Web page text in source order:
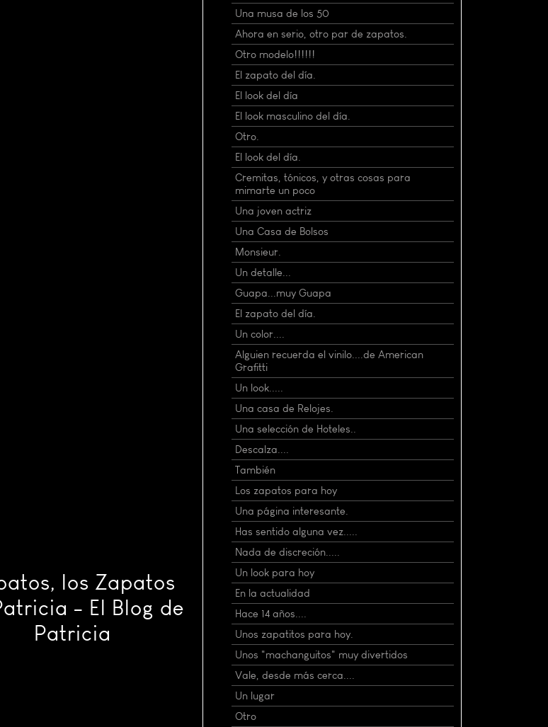
los Zapatos
- El Blog de
Patricia
Una musa de los 50
Ahora en serio, otro par de zapatos.
Otro modelo!!!!!!
El zapato del día.
El look del día
El look masculino del día.
Otro.
El look del día.
Cremitas, tónicos, y otras cosas para
mimarte un poco
Una joven actriz
Una Casa de Bolsos
Monsieur.
Un detalle...
Guapa...muy Guapa
El zapato del día.
Un color....
Alguien recuerda el vinilo....de American
Grafitti
Un look.....
Una casa de Relojes.
Una selección de Hoteles..
Descalza....
También
Los zapatos para hoy
Una página interesante.
Has sentido alguna vez.....
Nada de discreción.....
Un look para hoy
En la actualidad
Hace 14 años....
Unos zapatitos para hoy.
Unos "machanguitos" muy divertidos
Vale, desde más cerca....
Un lugar
Otro